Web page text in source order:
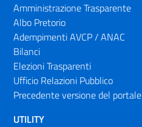
Amministrazione Trasparente
Albo Pretorio
Adempimenti AVCP / ANAC
Bilanci
Elezioni Trasparenti
Ufficio Relazioni Pubblico
Precedente versione del portale
UTILITY